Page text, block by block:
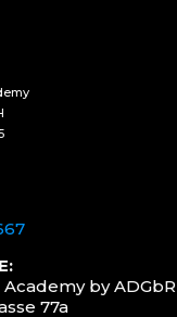
by ADGbR
77a